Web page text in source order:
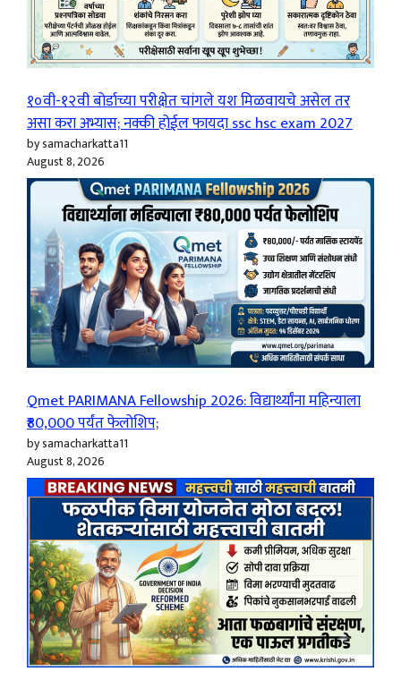
१०वी-१२वी बोर्डाच्या परीक्षेत चांगले यश मिळवायचे असेल तर
असा करा अभ्यास; नक्की होईल फायदा ssc hsc exam 2027
by samacharkatta11
August 8, 2026
Qmet PARIMANA Fellowship 2026: विद्यार्थ्यांना महिन्याला
₹80,000 पर्यंत फेलोशिप;
by samacharkatta11
August 8, 2026